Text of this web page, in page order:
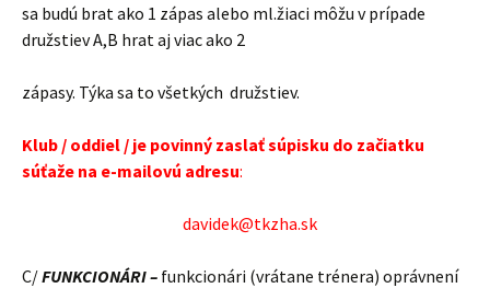
sa budú brat ako 1 zápas alebo ml.žiaci môžu v prípade
družstiev A,B hrat aj viac ako 2
zápasy. Týka sa to všetkých družstiev.
Klub / oddiel / je povinný zaslať súpisku do začiatku
súťaže na e-mailovú adresu:
davidek@tkzha.sk
C/FUNKCIONÁRI – funkcionári (vrátane trénera) oprávnení